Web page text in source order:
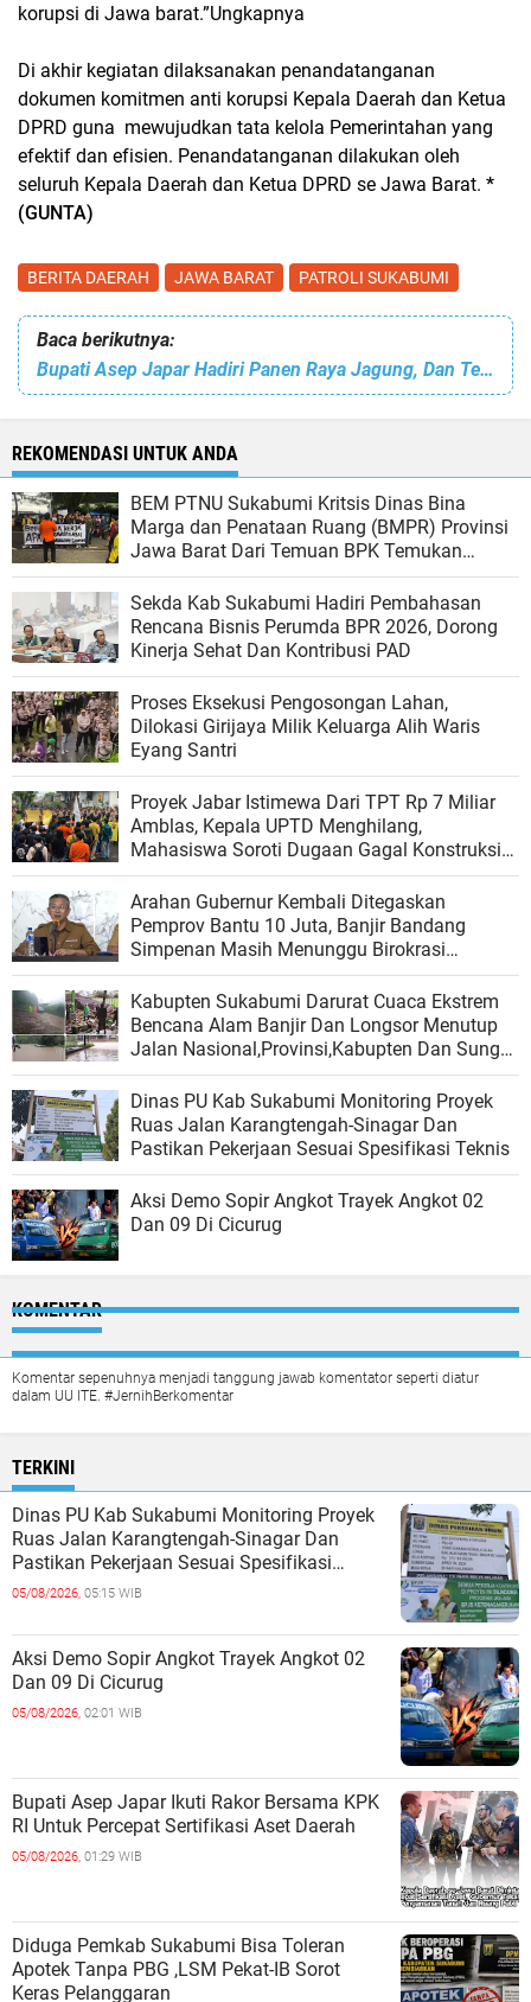
korupsi di Jawa barat.”Ungkapnya
‎Di akhir kegiatan dilaksanakan penandatanganan
dokumen komitmen anti korupsi Kepala Daerah dan Ketua
DPRD guna mewujudkan tata kelola Pemerintahan yang
efektif dan efisien. Penandatanganan dilakukan oleh
seluruh Kepala Daerah dan Ketua DPRD se Jawa Barat. *
(GUNTA)
BERITA DAERAH JAWA BARAT PATROLI SUKABUMI
Baca berikutnya:
Bupati Asep Japar Hadiri Panen Raya Jagung, Dan Tegaskan Mendukung Swasembada Pangan Dan Petani Sejahtera
REKOMENDASI UNTUK ANDA
BEM PTNU Sukabumi Kritsis Dinas Bina
Marga dan Penataan Ruang (BMPR) Provinsi
Jawa Barat Dari Temuan BPK Temukan
Dugaan Rp 27 Miliar Terjadi Pembiaran
Proyek Provinsi Di Sukabumi
Sekda Kab Sukabumi Hadiri Pembahasan
Rencana Bisnis Perumda BPR 2026, Dorong
Kinerja Sehat Dan Kontribusi PAD
Proses Eksekusi Pengosongan Lahan,
Dilokasi Girijaya Milik Keluarga Alih Waris
Eyang Santri
Proyek Jabar Istimewa Dari TPT Rp 7 Miliar
Amblas, Kepala UPTD Menghilang,
Mahasiswa Soroti Dugaan Gagal Konstruksi
Dan Lemahnya Pengawasan
Arahan Gubernur Kembali Ditegaskan
Pemprov Bantu 10 Juta, Banjir Bandang
Simpenan Masih Menunggu Birokrasi
Bergerak
Kabupten Sukabumi Darurat Cuaca Ekstrem
Bencana Alam Banjir Dan Longsor Menutup
Jalan Nasional,Provinsi,Kabupten Dan Sungai
Meluap, Hujan Ekstrem Kepung Wilayah
Pejampangan
Dinas PU Kab Sukabumi Monitoring Proyek
Ruas Jalan Karangtengah-Sinagar Dan
Pastikan Pekerjaan Sesuai Spesifikasi Teknis
Aksi Demo Sopir Angkot Trayek Angkot 02
Dan 09 Di Cicurug
KOMENTAR
Komentar sepenuhnya menjadi tanggung jawab komentator seperti diatur
dalam UU ITE. #JernihBerkomentar
TERKINI
Dinas PU Kab Sukabumi Monitoring Proyek
Ruas Jalan Karangtengah-Sinagar Dan
Pastikan Pekerjaan Sesuai Spesifikasi
Teknis
05/08/2026, 05:15 WIB
Aksi Demo Sopir Angkot Trayek Angkot 02
Dan 09 Di Cicurug
05/08/2026, 02:01 WIB
Bupati Asep Japar Ikuti Rakor Bersama KPK
RI Untuk Percepat Sertifikasi Aset Daerah
05/08/2026, 01:29 WIB
Diduga Pemkab Sukabumi Bisa Toleran
Apotek Tanpa PBG ,LSM Pekat-IB Sorot
Keras Pelanggaran